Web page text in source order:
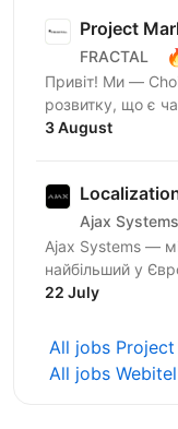
Project
FRACTAL
Привіт! Ми —
розвитку, що є
3 August
Ajax Systems
Ajax Systems —
найбільший у
Продуктам Ajax
22 July
All jobs
All jobs